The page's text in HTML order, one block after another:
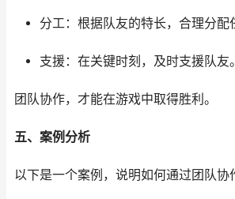
分工：根据队友的特长，合理分配
支援：在关键时刻，及时支援队友。
团队协作，才能在游戏中取得胜利。
五、案例分析
以下是一个案例，说明如何通过团队协